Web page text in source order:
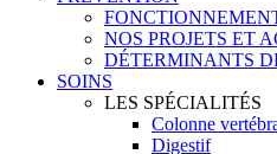
NOS PROJETS ET
DÉTERMINANTS
SOINS
LES SPÉCIALITÉS
Colonne
Digestif